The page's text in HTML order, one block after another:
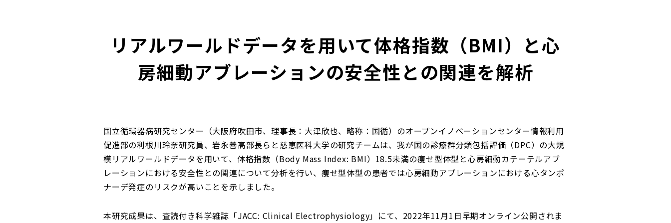
リアルワールドデータを用いて体格指数（BMI）と心
房細動アブレーションの安全性との関連を解析
国立循環器病研究センター（大阪府吹田市、理事長：大津欣也、略称：国循）のオープンイノベーションセンター情報利用
促進部の利根川玲奈研究員、岩永善高部長らと慈恵医科大学の研究チームは、我が国の診療群分類包括評価（DPC）の大規
模リアルワールドデータを用いて、体格指数（Body Mass Index: BMI）18.5未満の痩せ型体型と心房細動カテーテルアブ
レーションにおける安全性との関連について分析を行い、痩せ型体型の患者では心房細動アブレーションにおける心タンポ
ナーデ発症のリスクが高いことを示しました。
本研究成果は、査読付き科学雑誌「JACC: Clinical Electrophysiology」にて、2022年11月1日早期オンライン公開されま